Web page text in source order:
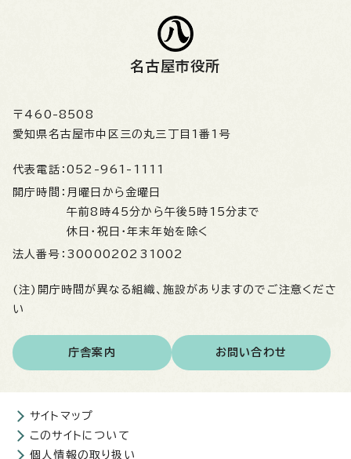
名古屋市役所
〒460-8508
愛知県名古屋市中区三の丸三丁目1番1号
代表電話： 052-961-1111
開庁時間： 月曜日から金曜日
午前8時45分から午後5時15分まで
休日・祝日・年末年始を除く
法人番号： 3000020231002
(注)開庁時間が異なる組織、施設がありますのでご注意くださ
い
庁舎案内 お問い合わせ
サイトマップ
このサイトについて
個人情報の取り扱い